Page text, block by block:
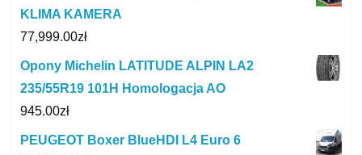
KLIMA KAMERA
77,999.00zł
Opony Michelin LATITUDE ALPIN LA2
235/55R19 101H Homologacja AO
945.00zł
PEUGEOT Boxer BlueHDI L4 Euro 6